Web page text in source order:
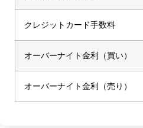
クレジットカード手数料
オーバーナイト金利（買い）
オーバーナイト金利（売り）